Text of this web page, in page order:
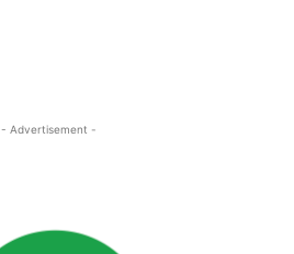
- Advertisement -